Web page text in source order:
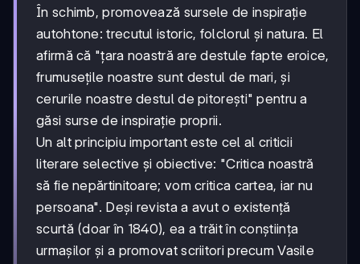
În schimb, promovează sursele de inspirație
autohtone: trecutul istoric, folclorul și natura. El
afirmă că "țara noastră are destule fapte eroice,
frumusețile noastre sunt destul de mari, și
cerurile noastre destul de pitorești" pentru a
găsi surse de inspirație proprii.
Un alt principiu important este cel al criticii
literare selective și obiective: "Critica noastră
să fie nepărtinitoare; vom critica cartea, iar nu
persoana". Deși revista a avut o existență
scurtă (doar în 1840), ea a trăit în conștiința
urmașilor și a promovat scriitori precum Vasile